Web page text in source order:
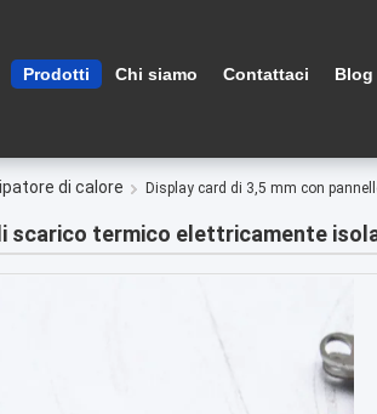
Prodotti Chi siamo Contattaci Blog
di calore Display card di 3,5 mm con
scarico termico elettricamente